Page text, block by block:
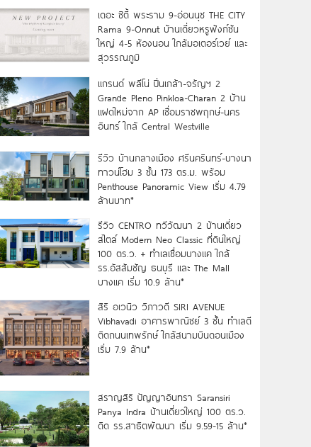
เดอะ ซิตี้ พระราม 9-อ่อนนุช THE CITY
Rama 9-Onnut บ้านเดี่ยวหรูฟังก์ชัน
ใหญ่ 4-5 ห้องนอน ใกล้มอเตอร์เวย์ และ
สุวรรณภูมิ
แกรนด์ พลีโน่ ปิ่นเกล้า-จรัญฯ 2
Grande Pleno Pinkloa-Charan 2 บ้าน
แฝดใหม่จาก AP เชื่อมราชพฤกษ์-นคร
อินทร์ ใกล้ Central Westville
รีวิว บ้านกลางเมือง ศรีนครินทร์-บางนา
ทาวน์โฮม 3 ชั้น 173 ตร.ม. พร้อม
Penthouse Panoramic View เริ่ม 4.79
ล้านบาท*
รีวิว CENTRO ทวีวัฒนา 2 บ้านเดี่ยว
สไตล์ Modern Neo Classic ที่ดินใหญ่
100 ตร.ว. + ทำเลเชื่อมบางแค ใกล้
รร.อัสสัมชัญ ธนบุรี และ The Mall
บางแค เริ่ม 10.9 ล้าน*
สิริ อเวนิว วิภาวดี SIRI AVENUE
Vibhavadi อาคารพาณิชย์ 3 ชั้น ทำเลดี
ติดถนนเทพรักษ์ ใกล้สนามบินดอนเมือง
เริ่ม 7.9 ล้าน*
สราญสิริ ปัญญาอินทรา Saransiri
Panya Indra บ้านเดี่ยวใหญ่ 100 ตร.ว.
ดิด รร.สาธิตพัฒนา เริ่ม 9.59-15 ล้าน*